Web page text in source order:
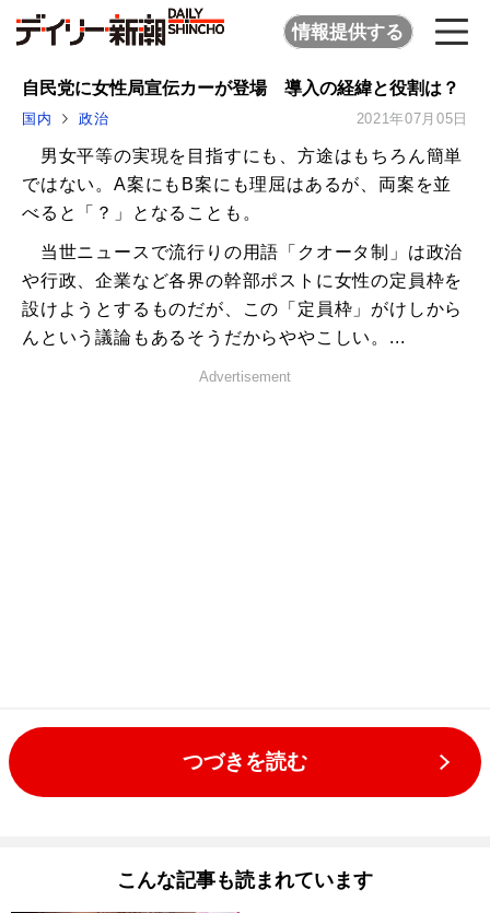
情報提供する
自民党に女性局宣伝カーが登場 導入の経緯と役割は？
国内 政治 2021年07月05日
男女平等の実現を目指すにも、方途はもちろん簡単
ではない。A案にもB案にも理屈はあるが、両案を並
べると「？」となることも。
当世ニュースで流行りの用語「クオータ制」は政治
や行政、企業など各界の幹部ポストに女性の定員枠を
設けようとするものだが、この「定員枠」がけしから
んという議論もあるそうだからややこしい。...
Advertisement
つづきを読む
こんな記事も読まれています